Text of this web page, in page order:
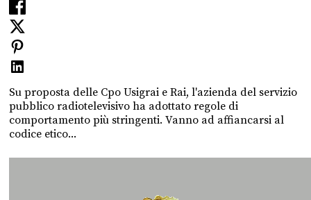
Su proposta delle Cpo Usigrai e Rai, l'azienda del servizio
pubblico radiotelevisivo ha adottato regole di
comportamento più stringenti. Vanno ad affiancarsi al
codice etico...